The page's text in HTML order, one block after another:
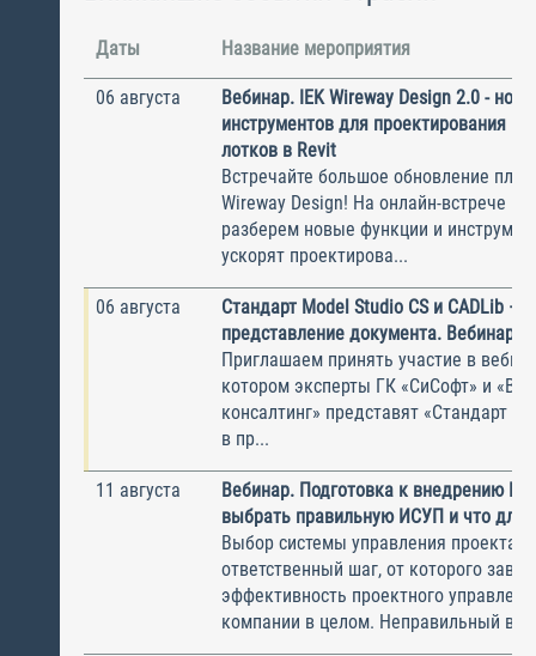
Даты Название мероприятия
06 августа
Вебинар. IEK Wireway Design 2.0 -
инструментов для проектирования
лотков в Revit
Встречайте большое обновление
Wireway Design! На онлайн-встрече
разберем новые функции и
ускорят проектирова...
06 августа
Стандарт Model Studio CS и CADLib —
представление документа. Вебинар
Приглашаем принять участие в
котором эксперты ГК «СиСофт» и
консалтинг» представят «Стандарт
в пр...
11 августа
Вебинар. Подготовка к внедрению
выбрать правильную ИСУП и что для
Выбор системы управления
ответственный шаг, от которого
эффективность проектного
компании в целом. Неправильный